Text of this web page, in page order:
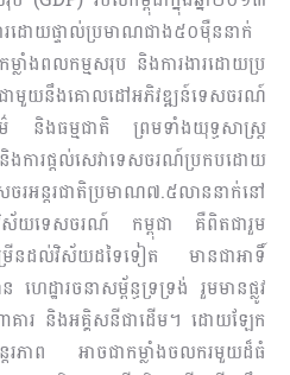
រ​ដោយ​ផ្ទាល់ប្រមា​ណ​​ជាង៥០ម៉ឺននាក់
ាំង​ពល​កម្ម​សរុប និងការ​ងារ​ដោយ​ប្រ​
មួយនឹងគោលដៅអភិ​វឌ្ឍន៍​​ទេសចរណ៍​
និងធម្មជាតិ ព្រមទាំងយុទ្ធសាស្រ្ត
ងការ​ផ្តល់​សេ​វា​ទេ​ស​ចរណ៍ប្រកបដោយ
អន្តរជាតិប្រមាណ៧​.៥លាន​នា​ក់នៅ
វិស័យទេសចរណ៍ កម្ពុជា គឺពិត​ជារួម
ើនដល់វិស័យដទៃទៀត មានជាអាទិ៍
េដ្ឋា​រច​នា​សម្ព័ន្ធទ្រទ្រង់ រួមមានផ្លូវ
ារ និង​អគ្គិសនីជាដើម។ ដោយឡែក
រភាព អាចជាកម្លាំងចលករមួយដ៏ធំ